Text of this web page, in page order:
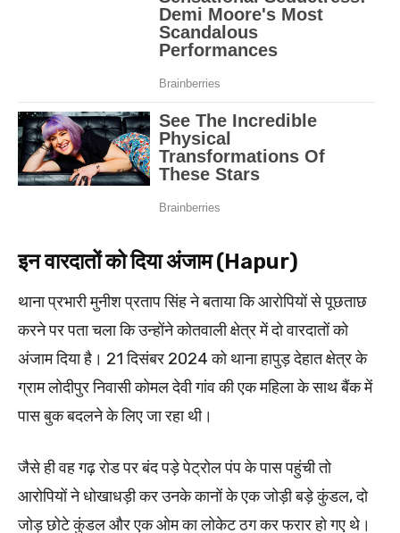
इन वारदातों को दिया अंजाम (Hapur)
थाना प्रभारी मुनीश प्रताप सिंह ने बताया कि आरोपियों से पूछताछ
करने पर पता चला कि उन्होंने कोतवाली क्षेत्र में दो वारदातों को
अंजाम दिया है। 21 दिसंबर 2024 को थाना हापुड़ देहात क्षेत्र के
ग्राम लोदीपुर निवासी कोमल देवी गांव की एक महिला के साथ बैंक में
पास बुक बदलने के लिए जा रहा थी।
जैसे ही वह गढ़ रोड पर बंद पड़े पेट्रोल पंप के पास पहुंची तो
आरोपियों ने धोखाधड़ी कर उनके कानों के एक जोड़ी बड़े कुंडल, दो
जोड़ छोटे कुंडल और एक ओम का लोकेट ठग कर फरार हो गए थे।